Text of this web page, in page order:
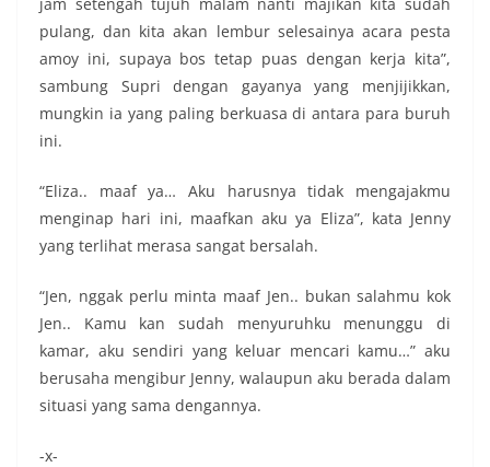
pulang, dan kita akan lembur selesainya acara pesta
amoy ini, supaya bos tetap puas dengan kerja kita”,
sambung Supri dengan gayanya yang menjijikkan,
mungkin ia yang paling berkuasa di antara para buruh
ini.
“Eliza.. maaf ya… Aku harusnya tidak mengajakmu
menginap hari ini, maafkan aku ya Eliza”, kata Jenny
yang terlihat merasa sangat bersalah.
“Jen, nggak perlu minta maaf Jen.. bukan salahmu kok
Jen.. Kamu kan sudah menyuruhku menunggu di
kamar, aku sendiri yang keluar mencari kamu…” aku
berusaha mengibur Jenny, walaupun aku berada dalam
situasi yang sama dengannya.
-x-